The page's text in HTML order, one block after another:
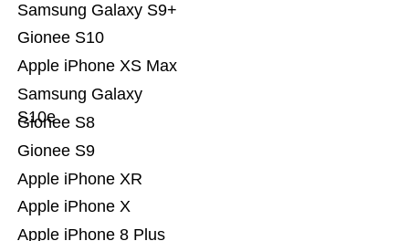
Apple iPhone 8 Plus
Apple iPhone X
Apple iPhone XR
Gionee S9
Gionee S8
Samsung Galaxy
S10e
Apple iPhone XS Max
Gionee S10
Samsung Galaxy S9+